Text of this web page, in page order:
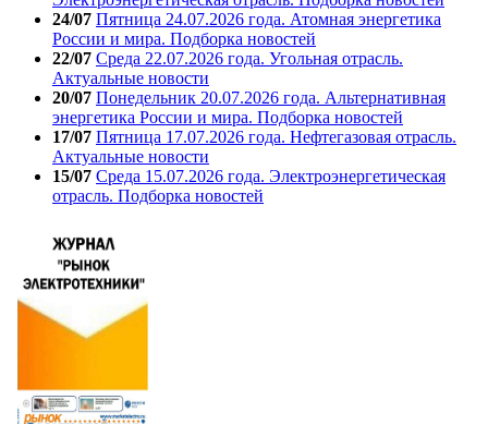
24/07 Пятница 24.07.2026 года. Атомная энергетика
России и мира. Подборка новостей
22/07 Среда 22.07.2026 года. Угольная отрасль.
Актуальные новости
20/07 Понедельник 20.07.2026 года. Альтернативная
энергетика России и мира. Подборка новостей
17/07 Пятница 17.07.2026 года. Нефтегазовая отрасль.
Актуальные новости
15/07 Среда 15.07.2026 года. Электроэнергетическая
отрасль. Подборка новостей